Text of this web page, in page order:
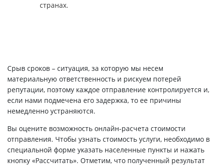
странах.
Срыв сроков – ситуация, за которую мы несем
материальную ответственность и рискуем потерей
репутации, поэтому каждое отправление контролируется и,
если нами подмечена его задержка, то ее причины
немедленно устраняются.
Вы оцените возможность онлайн-расчета стоимости
отправления. Чтобы узнать стоимость услуги, необходимо в
специальной форме указать населенные пункты и нажать
кнопку «Рассчитать». Отметим, что полученный результат